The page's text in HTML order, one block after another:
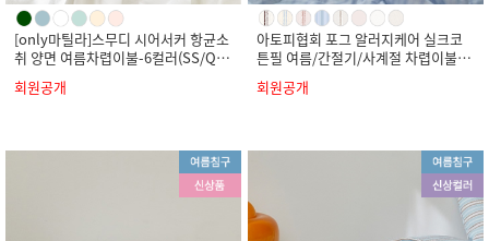
[only마틸라]스무디 시어서커 항균소
취 양면 여름차렵이불-6컬러(SS/Q/
K)
회원공개
아토피협회 포그 알러지케어 실크코
튼필 여름/간절기/사계절 차렵이불-8
컬러(SS/Q/K)
회원공개